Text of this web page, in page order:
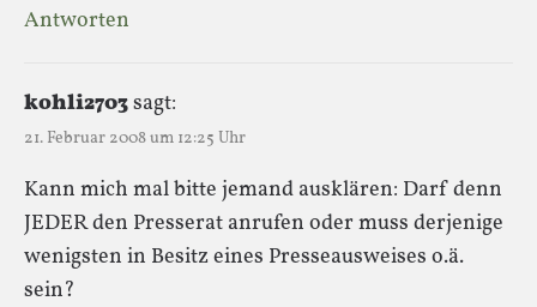
Antworten
kohli2703sagt:
21. Februar 2008 um 12:25 Uhr
Kann mich mal bitte jemand ausklären: Darf denn
JEDER den Presserat anrufen oder muss derjenige
wenigsten in Besitz eines Presseausweises o.ä.
sein?